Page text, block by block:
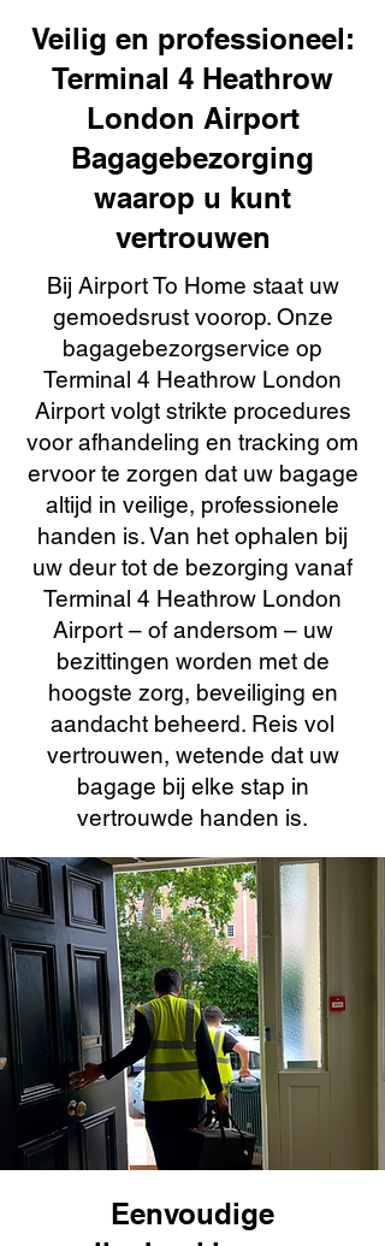
Veilig en professioneel:
Terminal 4 Heathrow
London Airport
Bagagebezorging
waarop u kunt
vertrouwen
Bij Airport To Home staat uw
gemoedsrust voorop. Onze
bagagebezorgservice op
Terminal 4 Heathrow London
Airport volgt strikte procedures
voor afhandeling en tracking om
ervoor te zorgen dat uw bagage
altijd in veilige, professionele
handen is. Van het ophalen bij
uw deur tot de bezorging vanaf
Terminal 4 Heathrow London
Airport – of andersom – uw
bezittingen worden met de
hoogste zorg, beveiliging en
aandacht beheerd. Reis vol
vertrouwen, wetende dat uw
bagage bij elke stap in
vertrouwde handen is.
Eenvoudige